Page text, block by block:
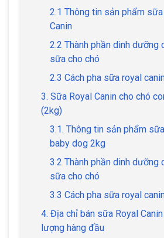
2.1 Thông tin sản phẩm
Canin
2.2 Thành phần dinh dưỡng
sữa cho chó
2.3 Cách pha sữa royal
3. Sữa Royal Canin cho chó
(2kg)
3.1. Thông tin sản phẩm
baby dog 2kg
3.2 Thành phần dinh dưỡng
sữa cho chó
3.3 Cách pha sữa royal
4. Địa chỉ bán sữa Royal
lượng hàng đầu